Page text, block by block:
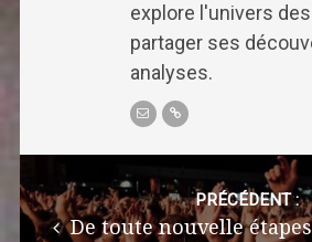
explore l'univers
partager ses
analyses.
navigation
PRÉCÉDENT :
De toute nouvelle